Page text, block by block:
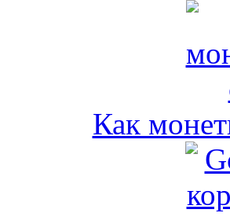
Как